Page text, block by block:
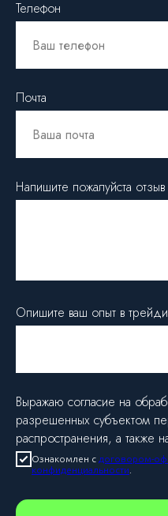
Телефон
Почта
Напишите пожалуйста
Опишите ваш опыт в
Выражаю согласие на
разрешенных субъектом
распространения, а также
Ознакомлен с договором-
конфиденциальности